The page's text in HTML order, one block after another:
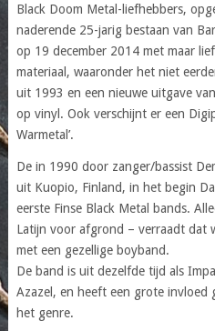
Black Doom Metal-liefhebbers,
naderende 25-jarig bestaan van
op 19 december 2014 met maar
materiaal, waaronder het niet
uit 1993 en een nieuwe uitgave
op vinyl. Ook verschijnt er een
Warmetal’.
De in 1990 door zanger/bassist
uit Kuopio, Finland, in het begin
eerste Finse Black Metal bands.
Latijn voor afgrond – verraadt dat
met een gezellige boyband.
De band is uit dezelfde tijd als
Azazel, en heeft een grote invloed
het genre.